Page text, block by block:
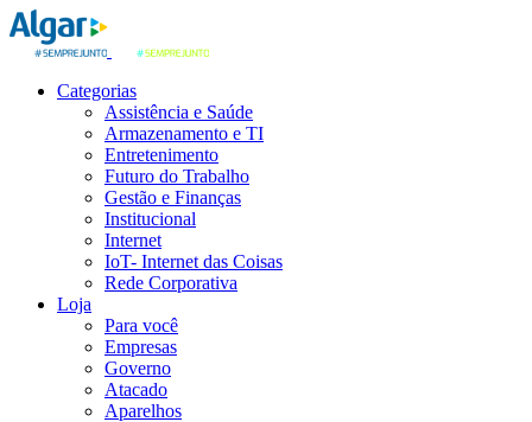
Categorias
Assistência e Saúde
Armazenamento e TI
Entretenimento
Futuro do Trabalho
Gestão e Finanças
Institucional
Internet
IoT- Internet das Coisas
Rede Corporativa
Loja
Para você
Empresas
Governo
Atacado
Aparelhos